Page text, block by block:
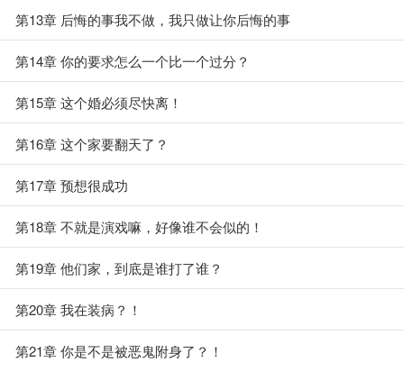
第13章 后悔的事我不做，我只做让你后悔的事
第14章 你的要求怎么一个比一个过分？
第15章 这个婚必须尽快离！
第16章 这个家要翻天了？
第17章 预想很成功
第18章 不就是演戏嘛，好像谁不会似的！
第19章 他们家，到底是谁打了谁？
第20章 我在装病？！
第21章 你是不是被恶鬼附身了？！